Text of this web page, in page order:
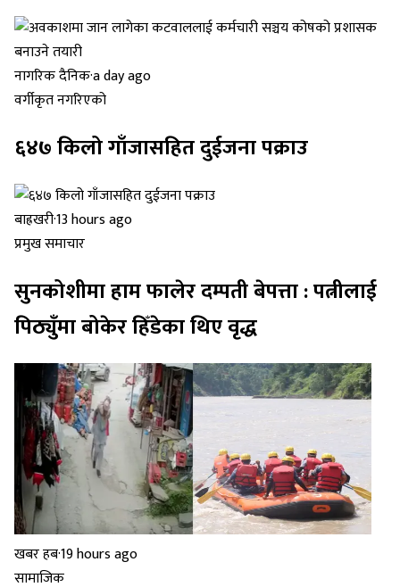
नागरिक दैनिक·a day ago
वर्गीकृत नगरिएको
६४७ किलो गाँजासहित दुईजना पक्राउ
बाह्रखरी·13 hours ago
प्रमुख समाचार
सुनकोशीमा हाम फालेर दम्पती बेपत्ता : पत्नीलाई
पिठ्युँमा बोकेर हिँडेका थिए वृद्ध
खबर हब·19 hours ago
सामाजिक